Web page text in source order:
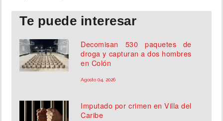
Te puede interesar
Decomisan 530 paquetes de
droga y capturan a dos hombres
en Colón
Agosto 04, 2026
Imputado por crimen en Villa del
Caribe